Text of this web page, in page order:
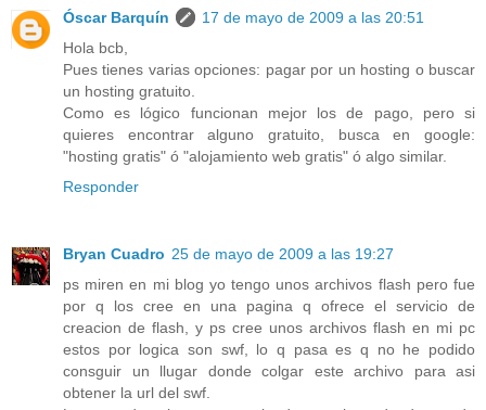
Óscar Barquín
17 de mayo de 2009 a las 20:51
Hola bcb,
Pues tienes varias opciones: pagar por un hosting o buscar
un hosting gratuito.
Como es lógico funcionan mejor los de pago, pero si
quieres encontrar alguno gratuito, busca en google:
"hosting gratis" ó "alojamiento web gratis" ó algo similar.
Responder
Bryan Cuadro 25 de mayo de 2009 a las 19:27
ps miren en mi blog yo tengo unos archivos flash pero fue
por q los cree en una pagina q ofrece el servicio de
creacion de flash, y ps cree unos archivos flash en mi pc
estos por logica son swf, lo q pasa es q no he podido
consguir un llugar donde colgar este archivo para asi
obtener la url del swf.